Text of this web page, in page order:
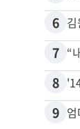
6
7
8
9